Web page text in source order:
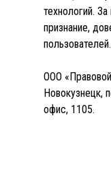
технологий.
признание,
пользователей.
ООО
Новокузнецк,
офис, 1105.